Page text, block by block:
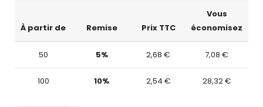
À partir de Remise Prix TTC
Vous
économisez
50 5% 2,68 € 7,08 €
100 10% 2,54 € 28,32 €